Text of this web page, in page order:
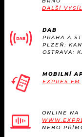
DALŠÍ
DAB
PRAHA A
PLZEŇ:
OSTRAVA:
MOBILNÍ
EXPRES FM
ONLINE NA
NEBO